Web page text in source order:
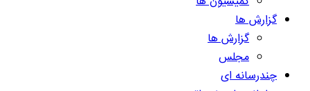
گزارش ها
گزارش ها
مجلس
چندرسانه ای